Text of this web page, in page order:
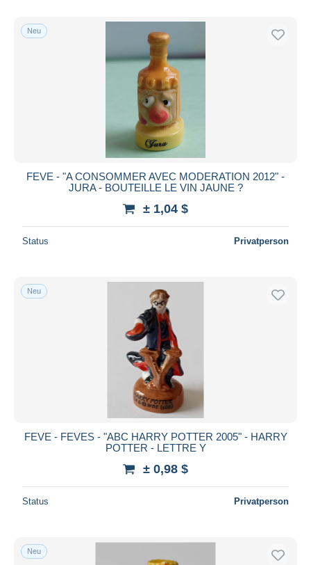
Neu
FEVE - "A CONSOMMER AVEC MODERATION 2012" -
JURA - BOUTEILLE LE VIN JAUNE ?
± 1,04 $
Status Privatperson
Neu
FEVE - FEVES - "ABC HARRY POTTER 2005" - HARRY
POTTER - LETTRE Y
± 0,98 $
Status Privatperson
Neu